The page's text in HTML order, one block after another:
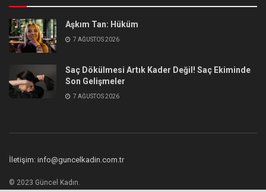
Aşkım Tan: Hüküm
7 AĞUSTOS 2026
Saç Dökülmesi Artık Kader Değil! Saç Ekiminde
Son Gelişmeler
7 AĞUSTOS 2026
İletişim: info@guncelkadin.com.tr
© 2023 Güncel Kadın.